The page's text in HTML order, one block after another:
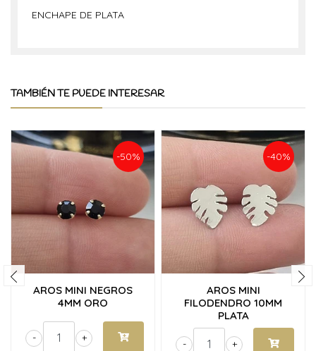
ENCHAPE DE PLATA
TAMBIÉN TE PUEDE INTERESAR
-50%
AROS MINI NEGROS
4MM ORO
+
-
-40%
AROS MINI
FILODENDRO 10MM
PLATA
+
-